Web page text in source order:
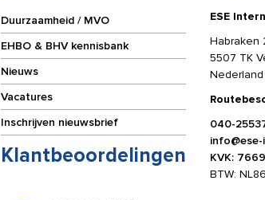
Duurzaamheid / MVO
EHBO & BHV kennisbank
Nieuws
Vacatures
Inschrijven nieuwsbrief
Klantbeoordelingen
ESE
Habraken
5507 TK
Nederland
040-
KVK:
BTW: